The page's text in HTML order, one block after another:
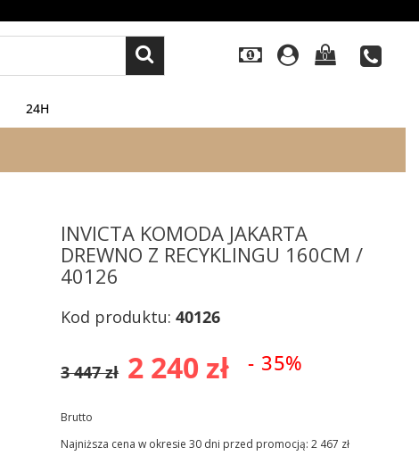
0
24H
INVICTA KOMODA JAKARTA
DREWNO Z RECYKLINGU 160CM /
40126
Kod produktu:40126
2 240 zł - 35%
3 447 zł
Brutto
Najniższa cena w okresie 30 dni przed promocją:2 467 zł